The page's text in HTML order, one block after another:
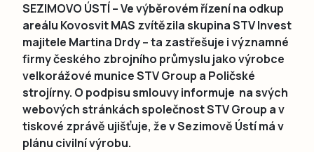
SEZIMOVO ÚSTÍ – Ve výběrovém řízení na odkup
areálu Kovosvit MAS zvítězila skupina STV Invest
majitele Martina Drdy – ta zastřešuje i významné
firmy českého zbrojního průmyslu jako výrobce
velkorážové munice STV Group a Poličské
strojírny. O podpisu smlouvy informuje na svých
webových stránkách společnost STV Group a v
tiskové zprávě ujišťuje, že v Sezimově Ústí má v
plánu civilní výrobu.